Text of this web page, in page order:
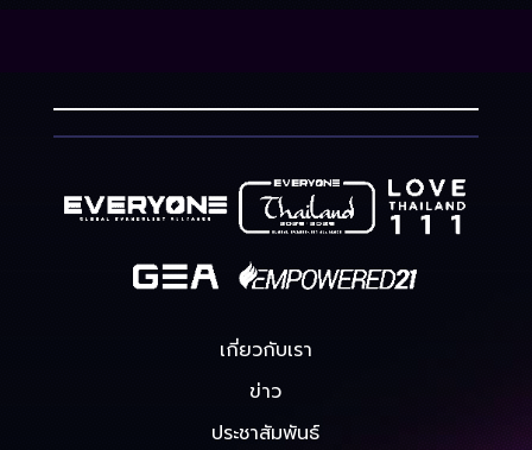
เกี่ยวกับเรา
ข่าว
ประชาสัมพันธ์